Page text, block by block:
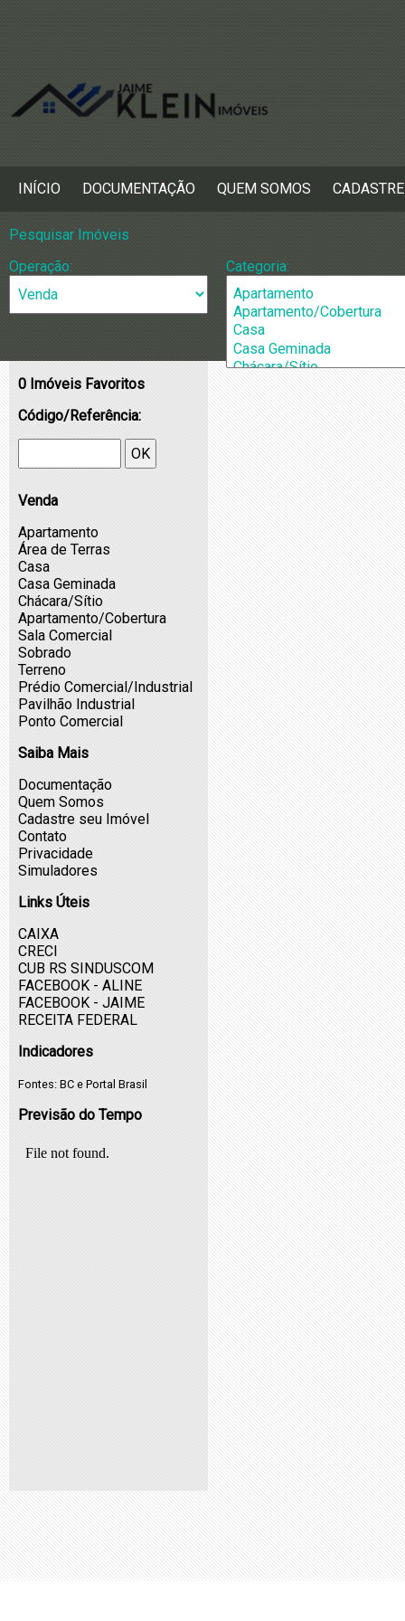
INÍCIO DOCUMENTAÇÃO QUEM SOMOS
Pesquisar Imóveis
Operação:
Categoria:
Cidade:
0 Imóveis Favoritos
Código/Referência:
OK
Venda
Apartamento
Área de Terras
Casa
Casa Geminada
Chácara/Sítio
Apartamento/Cobertura
Sala Comercial
Sobrado
Terreno
Prédio Comercial/Industrial
Pavilhão Industrial
Ponto Comercial
Saiba Mais
Documentação
Quem Somos
Cadastre seu Imóvel
Contato
Privacidade
Simuladores
Links Úteis
CAIXA
CRECI
CUB RS SINDUSCOM
FACEBOOK - ALINE
FACEBOOK - JAIME
RECEITA FEDERAL
Indicadores
Fontes: BC e Portal Brasil
Previsão do Tempo